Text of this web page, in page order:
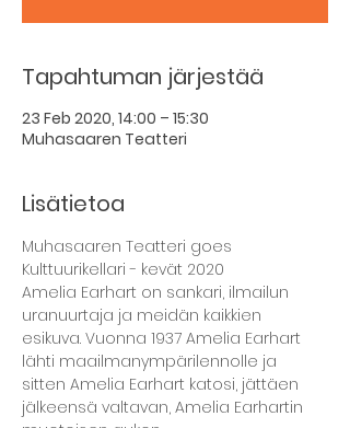
Tapahtuman järjestää
23 Feb 2020, 14:00 – 15:30
Muhasaaren Teatteri
Lisätietoa
Muhasaaren Teatteri goes
Kulttuurikellari - kevät 2020
Amelia Earhart on sankari, ilmailun
uranuurtaja ja meidän kaikkien
esikuva. Vuonna 1937 Amelia Earhart
lähti maailmanympärilennolle ja
sitten Amelia Earhart katosi, jättäen
jälkeensä valtavan, Amelia Earhartin